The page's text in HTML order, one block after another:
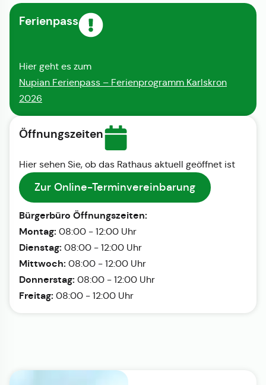
Ferienpass
Hier geht es zum
Nupian Ferienpass – Ferienprogramm Karlskron
2026
Öffnungszeiten
Hier sehen Sie, ob das Rathaus aktuell geöffnet ist
Zur Online-Terminvereinbarung
Bürgerbüro Öffnungszeiten:
Montag: 08:00 - 12:00 Uhr
Dienstag: 08:00 - 12:00 Uhr
Mittwoch: 08:00 - 12:00 Uhr
Donnerstag: 08:00 - 12:00 Uhr
Freitag: 08:00 - 12:00 Uhr